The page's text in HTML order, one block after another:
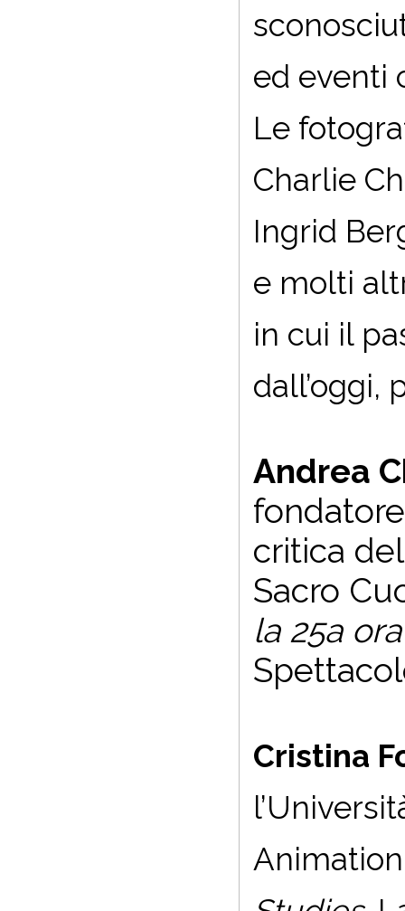
ed eventi
Le
Charlie
Ingrid
e molti
in cui il
dall’oggi,
Andrea
critica
Sacro
la 25a
Cristina